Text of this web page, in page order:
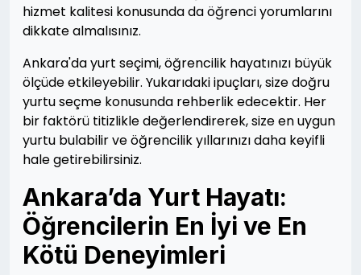
hizmet kalitesi konusunda da öğrenci yorumlarını
dikkate almalısınız.
Ankara'da yurt seçimi, öğrencilik hayatınızı büyük
ölçüde etkileyebilir. Yukarıdaki ipuçları, size doğru
yurtu seçme konusunda rehberlik edecektir. Her
bir faktörü titizlikle değerlendirerek, size en uygun
yurtu bulabilir ve öğrencilik yıllarınızı daha keyifli
hale getirebilirsiniz.
Ankara’da Yurt Hayatı:
Öğrencilerin En İyi ve En
Kötü Deneyimleri